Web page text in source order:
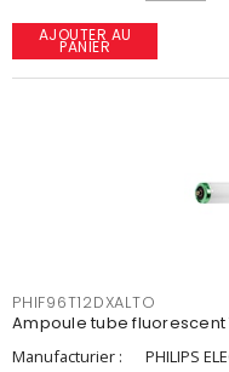
AJOUTER AU
PANIER
PHIF96T12DXALTO
Ampoule tube fluorescent
Manufacturier :
PHILIPS